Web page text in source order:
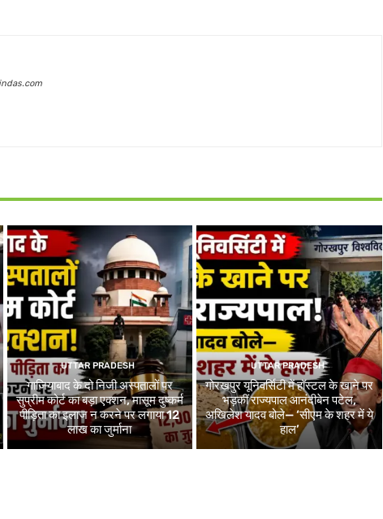
UTTAR PRADESH
गाजियाबाद के दो निजी अस्पतालों पर
सुप्रीम कोर्ट का बड़ा एक्शन, मासूम दुष्कर्म
पीड़िता का इलाज न करने पर लगाया 12
लाख का जुर्माना
UTTAR PRADESH
गोरखपुर यूनिवर्सिटी में हॉस्टल के खाने पर
भड़कीं राज्यपाल आनंदीबेन पटेल,
अखिलेश यादव बोले— ‘सीएम के शहर में ये
हाल’